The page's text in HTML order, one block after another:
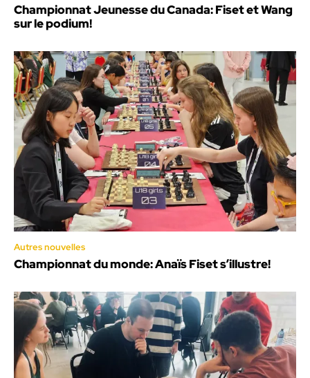
Championnat Jeunesse du Canada: Fiset et Wang
sur le podium!
Autres nouvelles
Championnat du monde: Anaïs Fiset s’illustre!